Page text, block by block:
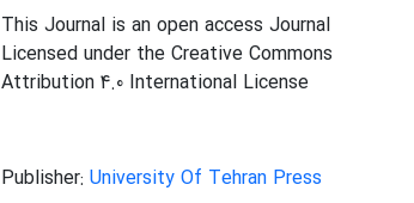
This Journal is an open access Journal
Licensed under the Creative Commons
Attribution 4.0 International License
Publisher: University Of Tehran Press